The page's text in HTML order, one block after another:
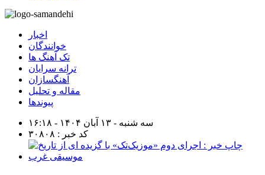
اخبار
خوانندگان
تک آهنگ ها
ترانه سرایان
آهنگسازان
مقاله و تحلیل
پیوندها
سه شنبه - ۱۳ آبان ۱۴۰۴ - ۱۶:۱۸
کد خبر : ۳۰۸۰۸